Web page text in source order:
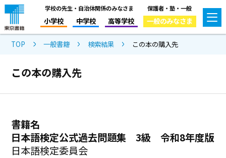
学校の先生・自治体関係のみなさま
小学校 中学校 高等学校
保護者・塾・一般
一般のみなさま
TOP 一般書籍 検索結果 この本の購入先
この本の購入先
書籍名
日本語検定公式過去問題集 3級 令和8年度版
日本語検定委員会